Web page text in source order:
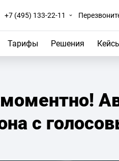
+7 (495) 133-22-11
Тарифы Решения
с